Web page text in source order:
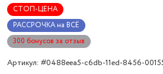
СТОП-ЦЕНА
РАССРОЧКА на ВСЁ
300 бонусов за отзыв
Артикул: #0488eea5-c6db-11ed-8456-